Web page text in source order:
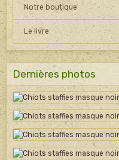
Notre boutique
Le livre
Dernières photos